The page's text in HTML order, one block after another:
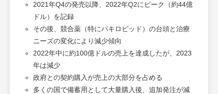
2021年Q4の発売以降、2022年Q2にピーク（約44億
ドル）を記録
その後、競合薬（特にパキロビッド）の台頭と治療
ニーズの変化により減少傾向
2022年中に約100億ドルの売上を達成したが、2023
年は減少
政府との契約購入が売上の大部分を占める
多くの国で備蓄用として大量購入後、追加発注が減